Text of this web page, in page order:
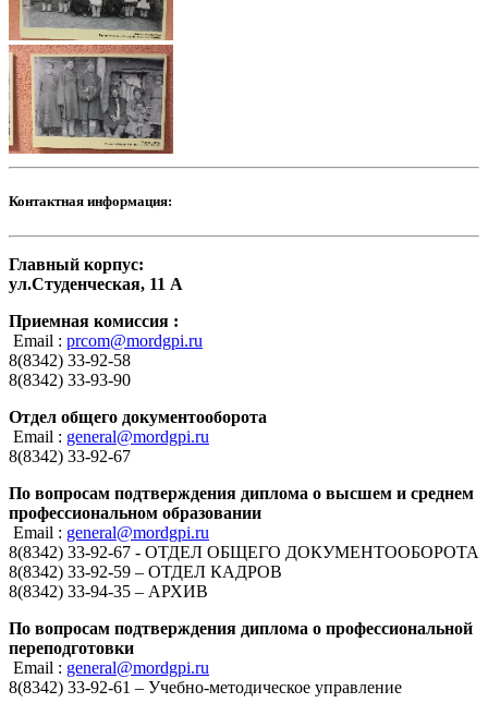
Контактная информация:
Главный корпус:
ул.Студенческая, 11 А
Приемная комиссия :
Email : prcom@mordgpi.ru
8(8342) 33-92-58
8(8342) 33-93-90
Отдел общего документооборота
Email : general@mordgpi.ru
8(8342) 33-92-67
По вопросам подтверждения диплома о высшем и среднем
профессиональном образовании
Email : general@mordgpi.ru
8(8342) 33-92-67 - ОТДЕЛ ОБЩЕГО ДОКУМЕНТООБОРОТА
8(8342) 33-92-59 – ОТДЕЛ КАДРОВ
8(8342) 33-94-35 – АРХИВ
По вопросам подтверждения диплома о профессиональной
переподготовки
Email : general@mordgpi.ru
8(8342) 33-92-61 – Учебно-методическое управление